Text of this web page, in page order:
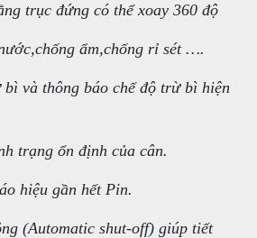
trục đứng có thể xoay 360 độ
ẩm,chống rỉ sét ….
và thông báo chế độ trừ bì hiện
trạng ổn định của cân.
hiệu gần hết Pin.
(Automatic shut-off) giúp tiết